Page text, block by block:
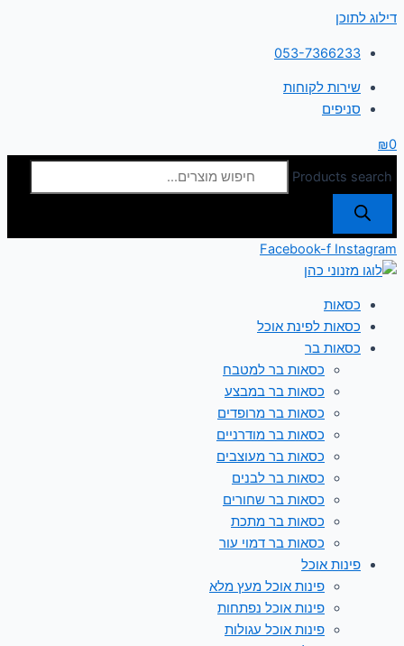
דילוג לתוכן
053-7366233
שירות לקוחות
סניפים
₪0
Products search
Facebook-f Instagram
כסאות
כסאות לפינת אוכל
כסאות בר
כסאות בר למטבח
כסאות בר במבצע
כסאות בר מרופדים
כסאות בר מודרניים
כסאות בר מעוצבים
כסאות בר לבנים
כסאות בר שחורים
כסאות בר מתכת
כסאות בר דמוי עור
פינות אוכל
פינות אוכל מעץ מלא
פינות אוכל נפתחות
פינות אוכל עגולות